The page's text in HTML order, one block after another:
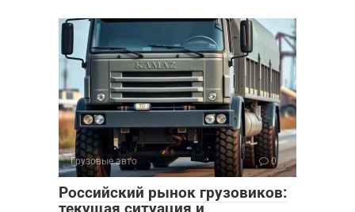
Грузовые авто 0
Российский рынок грузовиков: